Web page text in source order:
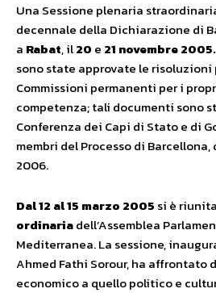
Una Sessione plenaria
decennale della Dichiarazione di
a Rabat, il20 e 21 novembre 2005.
sono state approvate le
Commissioni permanenti per i
competenza; tali documenti sono
Conferenza dei Capi di Stato e di
membri del Processo di Barcellona,
2006.
Dal 12 al 15 marzo 2005 si è
ordinariadell’Assemblea
Mediterranea. La sessione,
Ahmed Fathi Sorour, ha affrontato
economico a quello politico e